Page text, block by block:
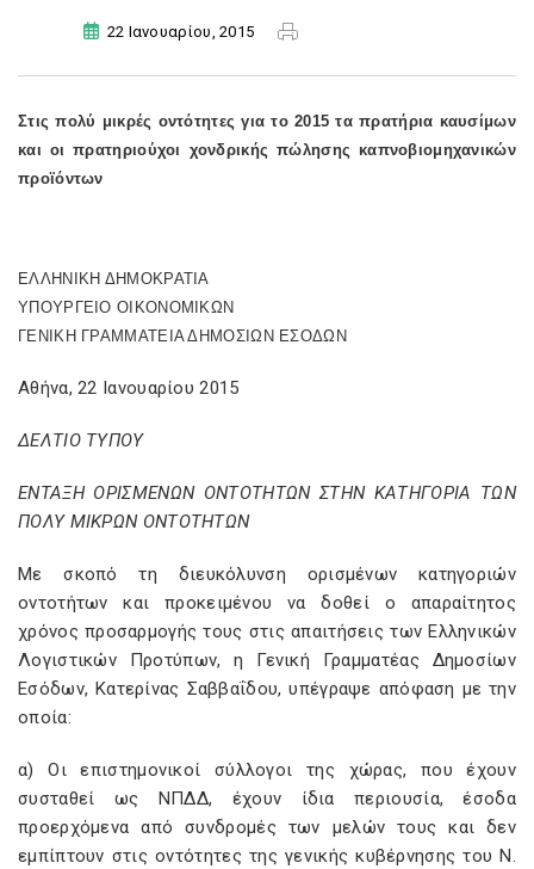
22 Ιανουαρίου, 2015
Στις πολύ μικρές οντότητες για το 2015 τα πρατήρια καυσίμων
και οι πρατηριούχοι χονδρικής πώλησης καπνοβιομηχανικών
προϊόντων
ΕΛΛΗΝΙΚΗ ΔΗΜΟΚΡΑΤΙΑ
ΥΠΟΥΡΓΕΙΟ ΟΙΚΟΝΟΜΙΚΩΝ
ΓΕΝΙΚΗ ΓΡΑΜΜΑΤΕΙΑ ΔΗΜΟΣΙΩΝ ΕΣΟΔΩΝ
Αθήνα, 22 Ιανουαρίου 2015
ΔΕΛΤΙΟ ΤΥΠΟΥ
ΕΝΤΑΞΗ ΟΡΙΣΜΕΝΩΝ ΟΝΤΟΤΗΤΩΝ ΣΤΗΝ ΚΑΤΗΓΟΡΙΑ ΤΩΝ
ΠΟΛΥ ΜΙΚΡΩΝ ΟΝΤΟΤΗΤΩΝ
Με σκοπό τη διευκόλυνση ορισμένων κατηγοριών
οντοτήτων και προκειμένου να δοθεί ο απαραίτητος
χρόνος προσαρμογής τους στις απαιτήσεις των Ελληνικών
Λογιστικών Προτύπων, η Γενική Γραμματέας Δημοσίων
Εσόδων, Κατερίνας Σαββαΐδου, υπέγραψε απόφαση με την
οποία:
α) Οι επιστημονικοί σύλλογοι της χώρας, που έχουν
συσταθεί ως ΝΠΔΔ, έχουν ίδια περιουσία, έσοδα
προερχόμενα από συνδρομές των μελών τους και δεν
εμπίπτουν στις οντότητες της γενικής κυβέρνησης του Ν.